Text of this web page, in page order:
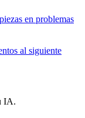
en problemas
al siguiente
IA.